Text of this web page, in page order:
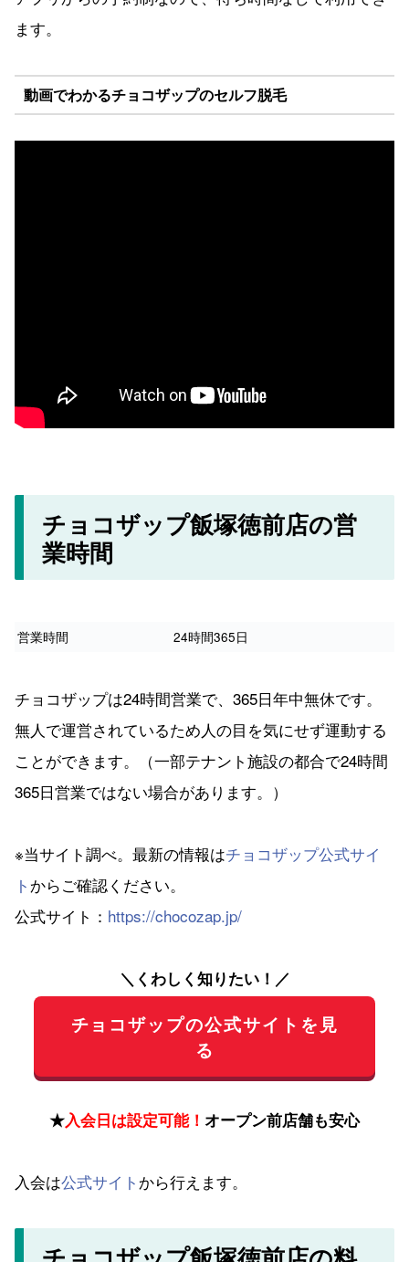
ます。
動画でわかるチョコザップのセルフ脱毛
チョコザップ飯塚徳前店の営
業時間
営業時間 24時間365日
チョコザップは24時間営業で、365日年中無休です。
無人で運営されているため人の目を気にせず運動する
ことができます。（一部テナント施設の都合で24時間
365日営業ではない場合があります。）
※当サイト調べ。最新の情報はチョコザップ公式サイ
ト からご確認ください。
公式サイト： https://chocozap.jp/
＼くわしく知りたい！／
チョコザップの公式サイトを見
る
★入会日は設定可能！ オープン前店舗も安心
入会は公式サイト から行えます。